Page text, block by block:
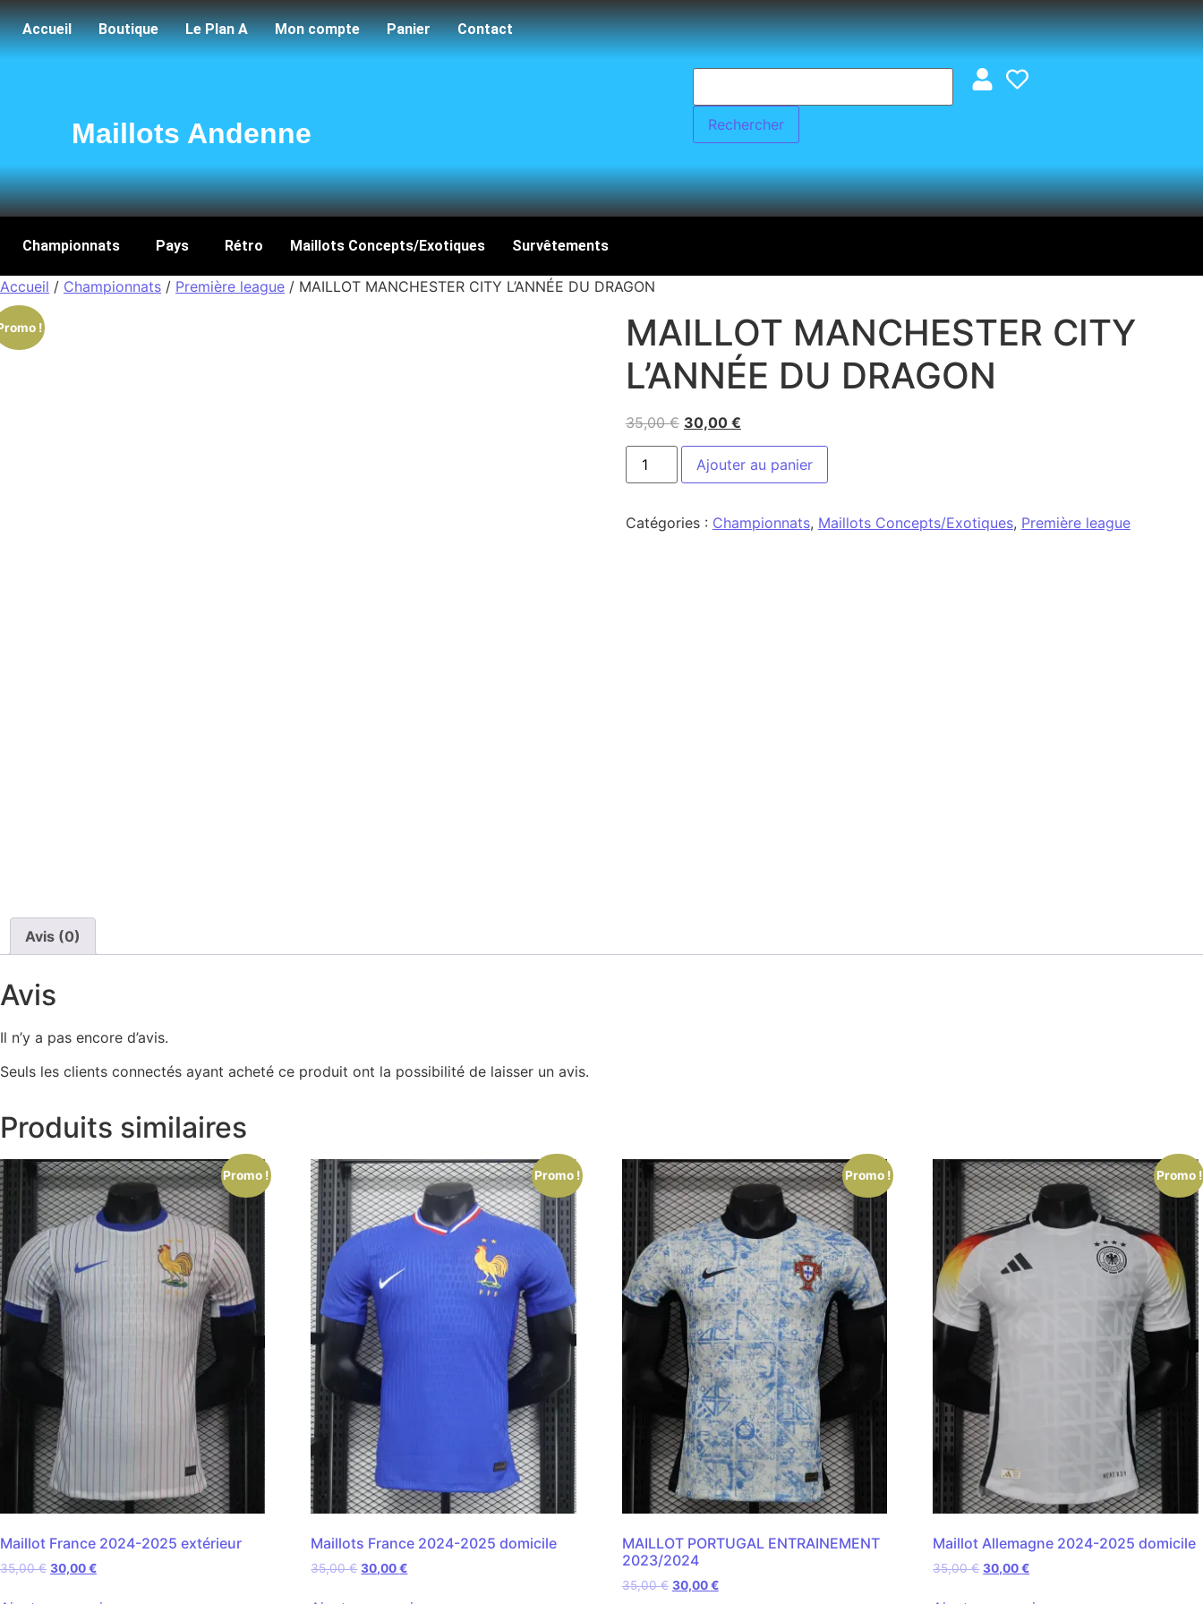
Accueil Boutique Le Plan A Mon compte Panier Contact
Maillots Andenne
Championnats Pays Rétro Maillots Concepts/Exotiques Survêtements
Accueil / Championnats / Première league / MAILLOT MANCHESTER CITY L’ANNÉE DU DRAGON
!
MAILLOT MANCHESTER CITY
L’ANNÉE DU DRAGON
35,00€ 30,00 €
Ajouter au panier
Catégories : Championnats, Maillots Concepts/Exotiques, Première league
Avis (0)
Avis
Il n’y a pas encore d’avis.
Seuls les clients connectés ayant acheté ce produit ont la possibilité de laisser un avis.
Produits similaires
Promo !
Maillot France 2024-2025 extérieur
35,00€ 30,00€
Promo !
Maillots France 2024-2025 domicile
35,00€ 30,00€
Promo !
MAILLOT PORTUGAL ENTRAINEMENT
2023/2024
35,00€ 30,00€
Promo !
Maillot Allemagne 2024-2025 domicile
35,00€ 30,00€